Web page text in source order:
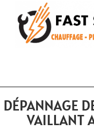
DÉPANNAGE
VAILLANT